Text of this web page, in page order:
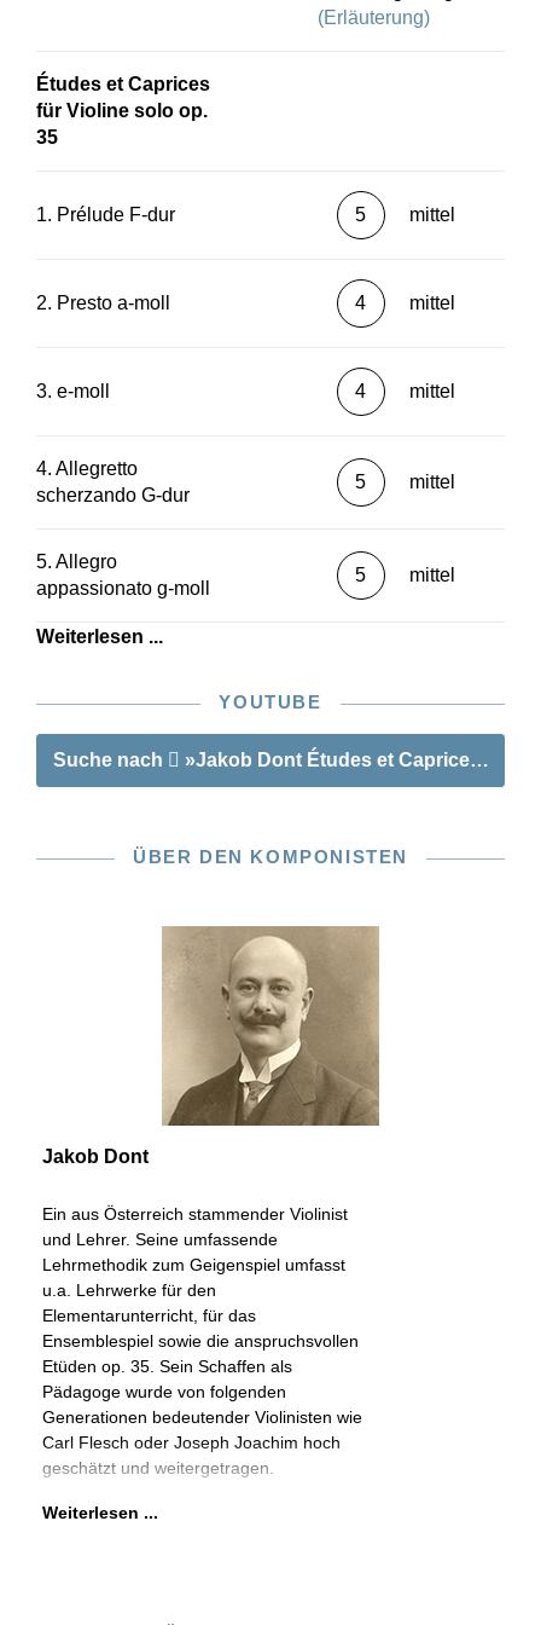
(Erläuterung)
Études et Caprices
für Violine solo op.
35
1. Prélude F-dur 5 mittel
2. Presto a-moll 4 mittel
3. e-moll 4 mittel
4. Allegretto
scherzando G-dur
5 mittel
5. Allegro
appassionato g-moll
5 mittel
Weiterlesen ...
YOUTUBE
Suche nach »Jakob Dont Études et Caprices für
ÜBER DEN KOMPONISTEN
Jakob Dont
Ein aus Österreich stammender Violinist
und Lehrer. Seine umfassende
Lehrmethodik zum Geigenspiel umfasst
u.a. Lehrwerke für den
Elementarunterricht, für das
Ensemblespiel sowie die anspruchsvollen
Etüden op. 35. Sein Schaffen als
Pädagoge wurde von folgenden
Generationen bedeutender Violinisten wie
Carl Flesch oder Joseph Joachim hoch
geschätzt und weitergetragen.
Weiterlesen ...